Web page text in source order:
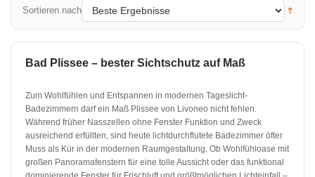
Sortieren nach
Bad Plissee – bester Sichtschutz auf Maß
Zum Wohlfühlen und Entspannen in modernen Tageslicht-
Badezimmern darf ein Maß Plissee von Livoneo nicht fehlen.
Während früher Nasszellen ohne Fenster Funktion und Zweck
ausreichend erfüllten, sind heute lichtdurchflutete Badezimmer öfter
Muss als Kür in der modernen Raumgestaltung. Ob Wohlfühloase mit
großen Panoramafenstern für eine tolle Aussicht oder das funktional